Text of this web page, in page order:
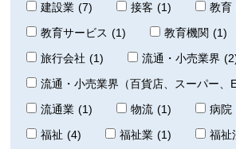
建設業 (7) 接客 (1) 教育
教育サービス (1) 教育機関 (1)
旅行会社 (1) 流通・小売業界
流通・小売業界（百貨店、スーパー、
流通業 (1) 物流 (1) 病院
福祉 (4) 福祉業 (1) 福祉